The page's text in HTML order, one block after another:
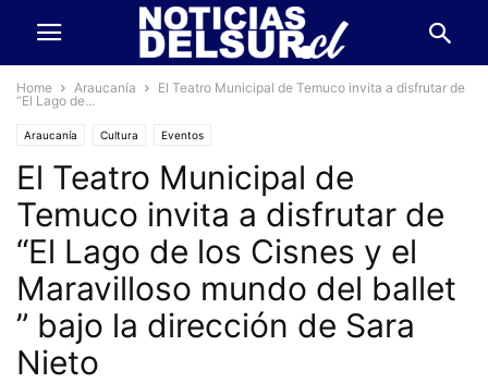
Home Araucanía
El Teatro Municipal de Temuco invita a disfrutar de
“El Lago de...
Araucanía Cultura Eventos
El Teatro Municipal de
Temuco invita a disfrutar de
“El Lago de los Cisnes y el
Maravilloso mundo del ballet
” bajo la dirección de Sara
Nieto